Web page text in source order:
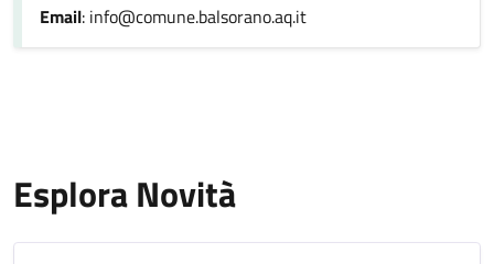
Email: info@comune.balsorano.aq.it
Esplora Novità